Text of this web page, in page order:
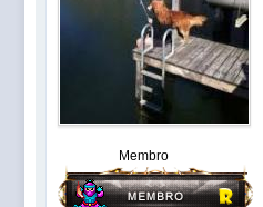
Membro